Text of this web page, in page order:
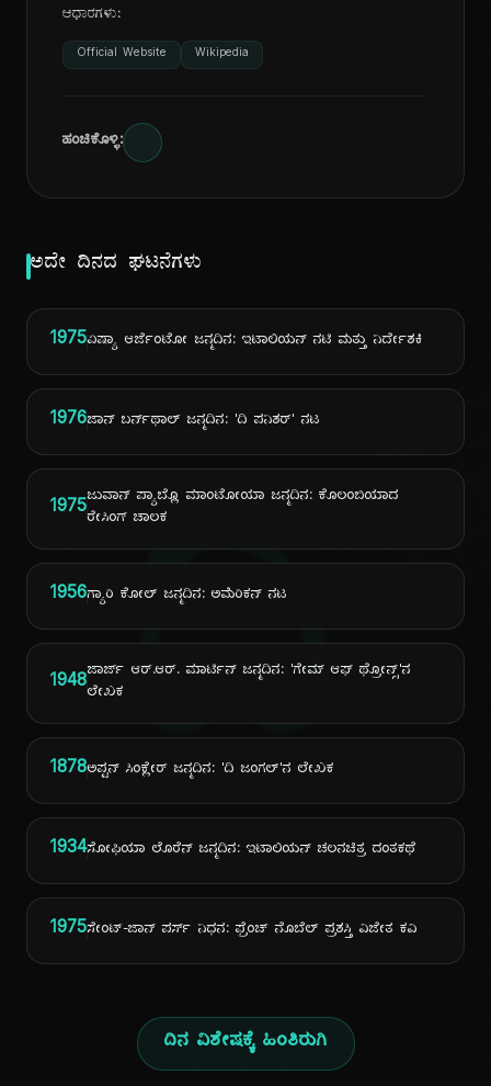
ದಿ
ಆಧಾರಗಳು:
Official Website Wikipedia
ಹಂಚಿಕೊಳ್ಳಿ:
ಅದೇ ದಿನದ ಘಟನೆಗಳು
1975ಏಷ್ಯಾ ಆರ್ಜೆಂಟೋ ಜನ್ಮದಿನ: ಇಟಾಲಿಯನ್ ನಟಿ ಮತ್ತು ನಿರ್ದೇಶಕಿ
1976ಜಾನ್ ಬರ್ನ್‌ಥಾಲ್ ಜನ್ಮದಿನ: 'ದಿ ಪನಿಶರ್' ನಟ
1975ಜುವಾನ್ ಪ್ಯಾಬ್ಲೊ ಮಾಂಟೋಯಾ ಜನ್ಮದಿನ: ಕೊಲಂಬಿಯಾದ
ರೇಸಿಂಗ್ ಚಾಲಕ
1956ಗ್ಯಾರಿ ಕೋಲ್ ಜನ್ಮದಿನ: ಅಮೆರಿಕನ್ ನಟ
1948ಜಾರ್ಜ್ ಆರ್.ಆರ್. ಮಾರ್ಟಿನ್ ಜನ್ಮದಿನ: 'ಗೇಮ್ ಆಫ್ ಥ್ರೋನ್ಸ್'ನ
ಲೇಖಕ
1878ಅಪ್ಟನ್ ಸಿಂಕ್ಲೇರ್ ಜನ್ಮದಿನ: 'ದಿ ಜಂಗಲ್'ನ ಲೇಖಕ
1934ಸೋಫಿಯಾ ಲೊರೆನ್ ಜನ್ಮದಿನ: ಇಟಾಲಿಯನ್ ಚಲನಚಿತ್ರ ದಂತಕಥೆ
1975ಸೇಂಟ್-ಜಾನ್ ಪರ್ಸ್ ನಿಧನ: ಫ್ರೆಂಚ್ ನೊಬೆಲ್ ಪ್ರಶಸ್ತಿ ವಿಜೇತ ಕವಿ
ದಿನ ವಿಶೇಷಕ್ಕೆ ಹಿಂತಿರುಗಿ